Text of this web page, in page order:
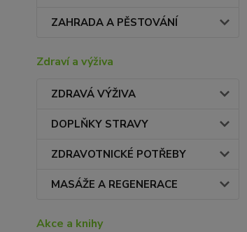
ZAHRADA A PĚSTOVÁNÍ
Zdraví a výživa
ZDRAVÁ VÝŽIVA
DOPLŇKY STRAVY
ZDRAVOTNICKÉ POTŘEBY
MASÁŽE A REGENERACE
Akce a knihy